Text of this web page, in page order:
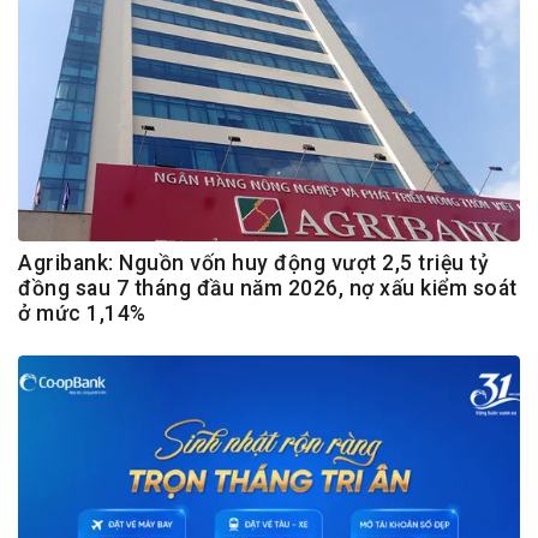
Agribank: Nguồn vốn huy động vượt 2,5 triệu tỷ
đồng sau 7 tháng đầu năm 2026, nợ xấu kiểm soát
ở mức 1,14%